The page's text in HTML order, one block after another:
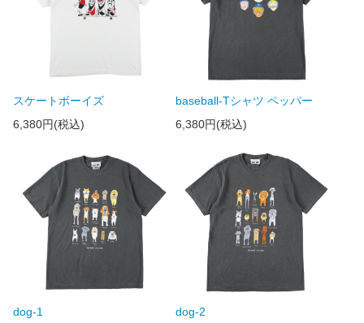
スケートボーイズ
6,380円(税込)
baseball-Tシャツ ペッパー
6,380円(税込)
dog-1
dog-2